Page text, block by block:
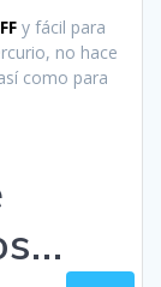
y fácil para
no hace
como para